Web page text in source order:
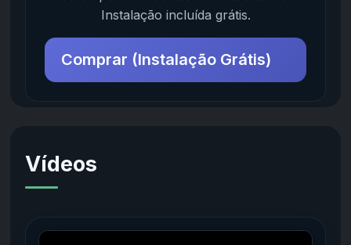
Instalação incluída grátis.
Comprar (Instalação Grátis)
Vídeos